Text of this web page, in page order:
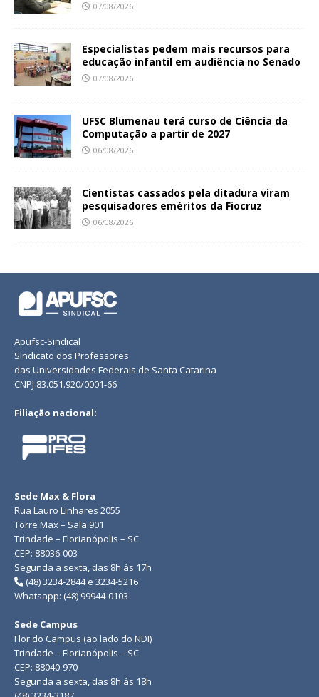
07/08/2026
Especialistas pedem mais recursos para
educação infantil em audiência no Senado
07/08/2026
UFSC Blumenau terá curso de Ciência da
Computação a partir de 2027
06/08/2026
Cientistas cassados pela ditadura viram
pesquisadores eméritos da Fiocruz
06/08/2026
Apufsc-Sindical
Sindicato dos Professores
das Universidades Federais de Santa Catarina
CNPJ 83.051.920/0001-66
Filiação nacional:
Sede Max & Flora
Rua Lauro Linhares 2055
Torre Max – Sala 901
Trindade – Florianópolis – SC
CEP: 88036-003
Segunda a sexta, das 8h às 17h
(48) 3234-2844 e 3234-5216
Whatsapp: (48) 99944-0103
Sede Campus
Flor do Campus (ao lado do NDI)
Trindade – Florianópolis – SC
CEP: 88040-970
Segunda a sexta, das 8h às 18h